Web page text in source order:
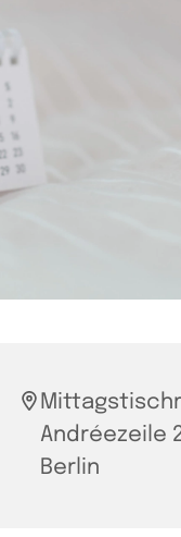
Andréezeile
Berlin